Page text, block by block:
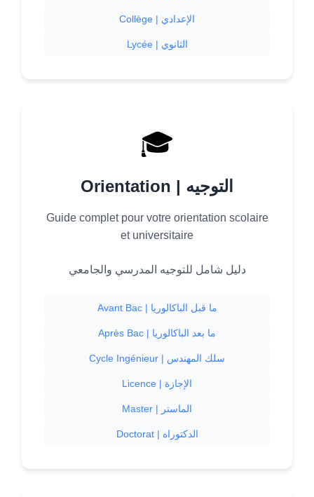
Collège | الإعدادي
Lycée | الثانوي
🎓
Orientation | التوجيه
Guide complet pour votre orientation scolaire
et universitaire
دليل شامل للتوجيه المدرسي والجامعي
Avant Bac | ما قبل الباكالوريا
Après Bac | ما بعد الباكالوريا
Cycle Ingénieur | سلك المهندس
Licence | الإجازة
Master | الماستر
Doctorat | الدكتوراه